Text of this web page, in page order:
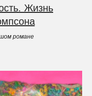
Жизнь
романе